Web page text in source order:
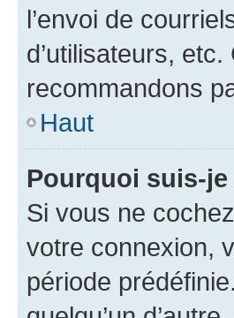
l’envoi de
d’utilisateurs,
recommandons
Haut
Pourquoi suis-
Si vous ne
votre connexion,
période